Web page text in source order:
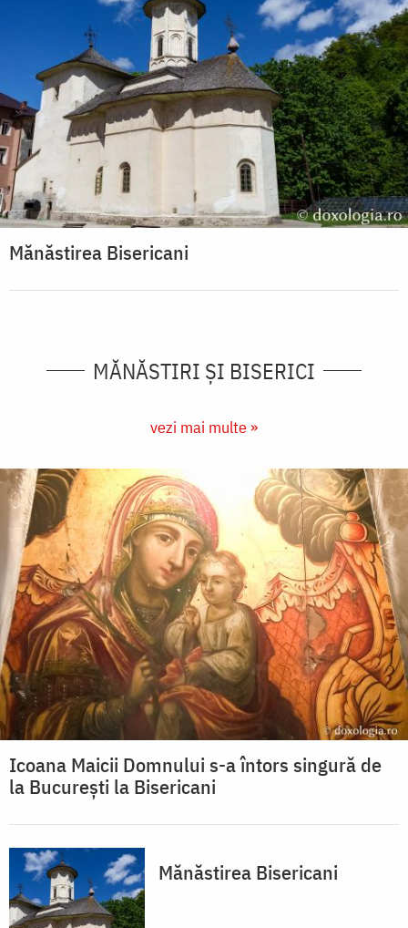
Mănăstirea Bisericani
MĂNĂSTIRI ȘI BISERICI
vezi mai multe »
Icoana Maicii Domnului s-a întors singură de
la București la Bisericani
Mănăstirea Bisericani